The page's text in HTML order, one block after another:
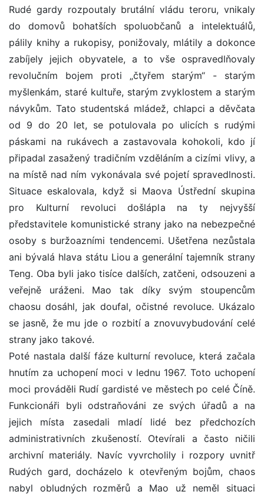
Rudé gardy rozpoutaly brutální vládu teroru, vnikaly
do domovů bohatších spoluobčanů a intelektuálů,
pálily knihy a rukopisy, ponižovaly, mlátily a dokonce
zabíjely jejich obyvatele, a to vše ospravedlňovaly
revolučním bojem proti „čtyřem starým“ - starým
myšlenkám, staré kultuře, starým zvyklostem a starým
návykům. Tato studentská mládež, chlapci a děvčata
od 9 do 20 let, se potulovala po ulicích s rudými
páskami na rukávech a zastavovala kohokoli, kdo jí
připadal zasažený tradičním vzděláním a cizími vlivy, a
na místě nad ním vykonávala své pojetí spravedlnosti.
Situace eskalovala, když si Maova Ústřední skupina
pro Kulturní revoluci došlápla na ty nejvyšší
představitele komunistické strany jako na nebezpečné
osoby s buržoazními tendencemi. Ušetřena nezůstala
ani bývalá hlava státu Liou a generální tajemník strany
Teng. Oba byli jako tisíce dalších, zatčeni, odsouzeni a
veřejně uráženi. Mao tak díky svým stoupencům
chaosu dosáhl, jak doufal, očistné revoluce. Ukázalo
se jasně, že mu jde o rozbití a znovuvybudování celé
strany jako takové.
Poté nastala další fáze kulturní revoluce, která začala
hnutím za uchopení moci v lednu 1967. Toto uchopení
moci prováděli Rudí gardisté ve městech po celé Číně.
Funkcionáři byli odstraňováni ze svých úřadů a na
jejich místa zasedali mladí lidé bez předchozích
administrativních zkušeností. Otevírali a často ničili
archivní materiály. Navíc vyvrcholily i rozpory uvnitř
Rudých gard, docházelo k otevřeným bojům, chaos
nabyl obludných rozměrů a Mao už neměl situaci